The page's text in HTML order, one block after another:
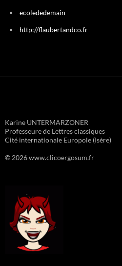
ecolededemain
http://flaubertandco.fr
Karine UNTERMARZONER
Professeure de Lettres classiques
Cité internationale Europole (Isère)
© 2026 www.clicoergosum.fr